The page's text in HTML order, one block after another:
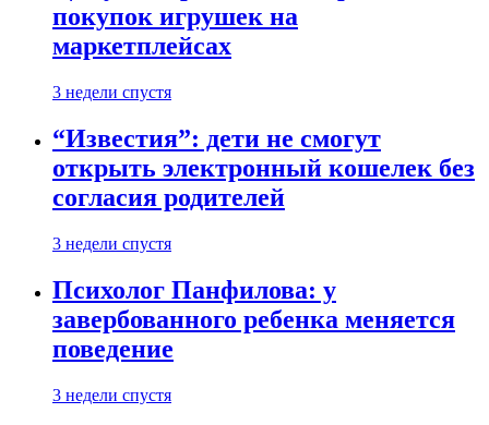
покупок игрушек на
маркетплейсах
3 недели спустя
“Известия”: дети не смогут
открыть электронный кошелек без
согласия родителей
3 недели спустя
Психолог Панфилова: у
завербованного ребенка меняется
поведение
3 недели спустя